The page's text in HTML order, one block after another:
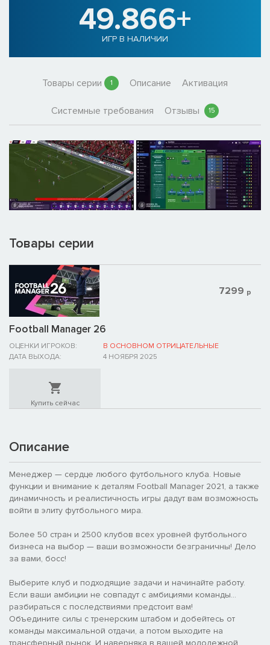
49.866+
ИГР В НАЛИЧИИ
Товары серии 1 Описание Активация
Системные требования Отзывы 15
Товары серии
Football Manager 26
ОЦЕНКИ ИГРОКОВ:
В ОСНОВНОМ ОТРИЦАТЕЛЬНЫЕ
ДАТА ВЫХОДА:
4 НОЯБРЯ 2025
7299 р
Купить сейчас
Описание
Менеджер — сердце любого футбольного клуба. Новые
функции и внимание к деталям Football Manager 2021, а также
динамичность и реалистичность игры дадут вам возможность
войти в элиту футбольного мира.
Более 50 стран и 2500 клубов всех уровней футбольного
бизнеса на выбор — ваши возможности безграничны! Дело
за вами, босс!
Выберите клуб и подходящие задачи и начинайте работу.
Если ваши амбиции не совпадут с амбициями команды...
разбираться с последствиями предстоит вам!
Объедините силы с тренерским штабом и добейтесь от
команды максимальной отдачи, а потом выходите на
трансферный рынок. И наверняка в вашей молодежной